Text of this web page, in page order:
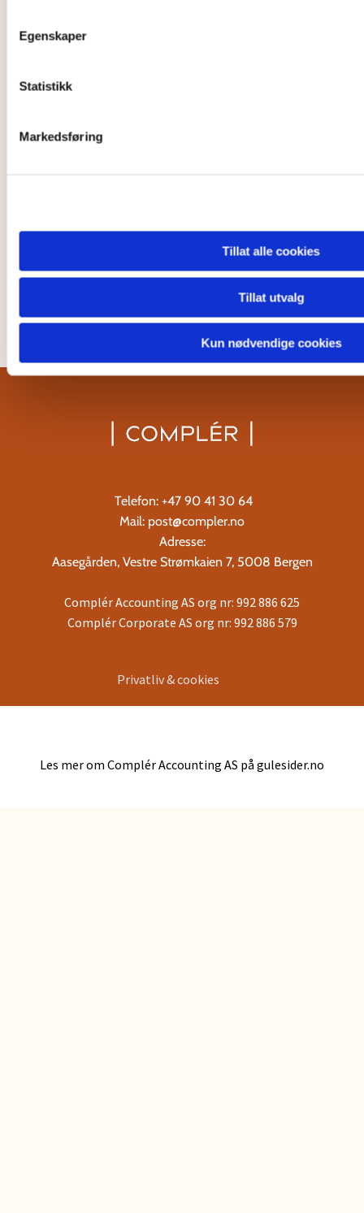
Egenskaper
Statistikk
Markedsføring
Tillat alle cookies
Tillat utvalg
Kun nødvendige cookies
godt, og da vil dette merkes på leveranser fra Complér. Vi
Regnskap Norge er profesjons- og bransjeforeningen
autoriserte regnskapsførereiNorge.
Telefon: +47 90 41 30 64
Mail: post@compler.no
Adresse:
Aasegården, Vestre Strømkaien 7, 5008 Bergen
Complér Accounting AS org nr: 992 886 625
Complér Corporate AS org nr: 992 886 579
Privatliv & cookies
Les mer om Complér Accounting AS på gulesider.no